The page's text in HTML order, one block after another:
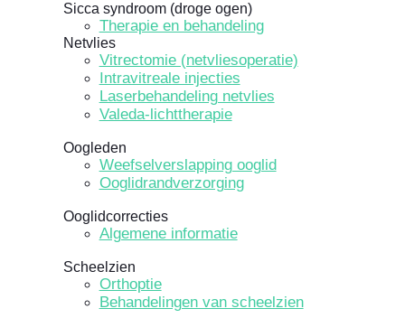
Sicca syndroom (droge ogen)
Therapie en behandeling
Netvlies
Vitrectomie (netvliesoperatie)
Intravitreale injecties
Laserbehandeling netvlies
Valeda-lichttherapie
Oogleden
Weefselverslapping ooglid
Ooglidrandverzorging
Ooglidcorrecties
Algemene informatie
Scheelzien
Orthoptie
Behandelingen van scheelzien